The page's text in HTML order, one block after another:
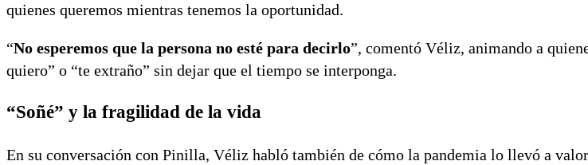
quienes queremos mientras tenemos la oportunidad.
“No esperemos que la persona no esté para decirlo”, comentó Véliz, animando a
quiero” o “te extraño” sin dejar que el tiempo se interponga.
“Soñé” y la fragilidad de la vida
En su conversación con Pinilla, Véliz habló también de cómo la pandemia lo llevó a